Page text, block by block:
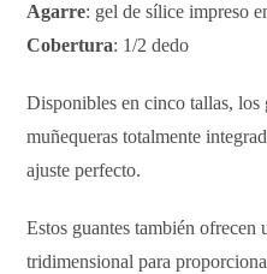
Agarre: gel de sílice impreso
Cobertura: 1/2 dedo
Disponibles en cinco tallas,
muñequeras totalmente
ajuste perfecto.
Estos guantes también ofrecen
tridimensional para